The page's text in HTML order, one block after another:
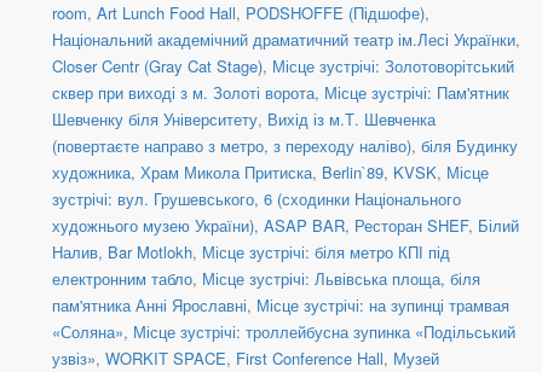
room, Art Lunch Food Hall, PODSHOFFE (Підшофе),
Національний академічний драматичний театр ім.Лесі Українки,
Closer Centr (Gray Cat Stage), Місце зустрічі: Золотоворітський
сквер при виході з м. Золоті ворота, Місце зустрічі: Пам'ятник
Шевченку біля Університету, Вихід із м.Т. Шевченка
(повертаєте направо з метро, з переходу наліво), біля Будинку
художника, Храм Микола Притиска, Berlin`89, KVSK, Місце
зустрічі: вул. Грушевського, 6 (сходинки Національного
художнього музею України), ASAP BAR, Ресторан SHEF, Білий
Налив, Bar Motlokh, Місце зустрічі: біля метро КПІ під
електронним табло, Місце зустрічі: Львівська площа, біля
пам'ятника Анні Ярославні, Місце зустрічі: на зупинці трамвая
«Соляна», Місце зустрічі: троллейбусна зупинка «Подільський
узвіз», WORKIT SPACE, First Conference Hall, Музей